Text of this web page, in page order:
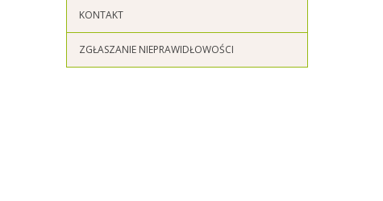
KONTAKT
ZGŁASZANIE NIEPRAWIDŁOWOŚCI